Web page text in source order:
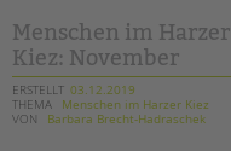
Förderzentren
Kollegs
EFöB
Schulbezogene Sozialarbeit
Menschen im Harzer
Kiez: November
ERSTELLT 03.12.2019
THEMA
Menschen im Harzer Kiez
VON
Barbara Brecht-Hadraschek